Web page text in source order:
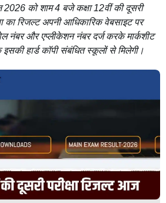
2026 को शाम 4 बजे कक्षा 12वीं की दूसरी
का रिजल्ट अपनी आधिकारिक वेबसाइट पर
नंबर और एप्लीकेशन नंबर दर्ज करके मार्कशीट
हार्ड कॉपी संबंधित स्कूलों से मिलेगी।